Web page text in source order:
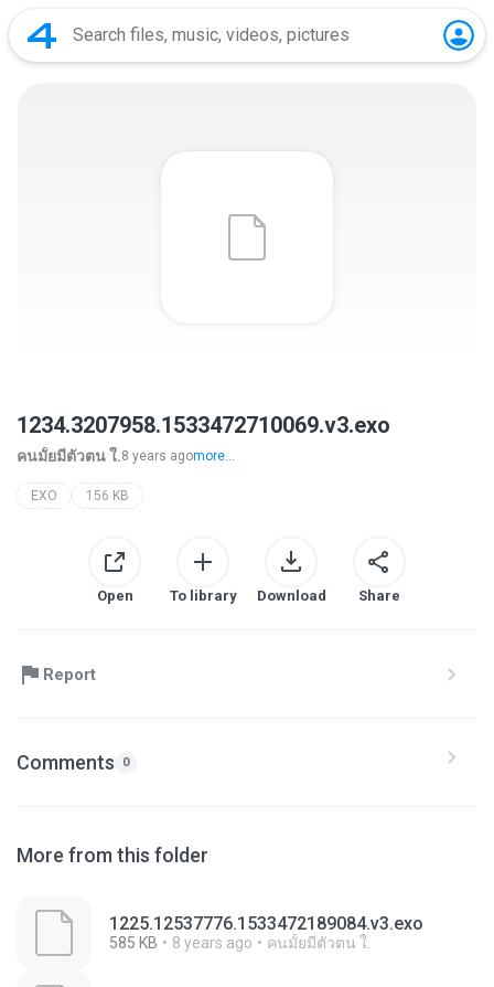
1234.3207958.1533472710069.v3.exo
คนมั้ยมีตัวตน ใ.8 years agomore...
EXO 156 KB
Open To library Download Share
Report
Comments 0
More from this folder
1225.12537776.1533472189084.v3.exo
585 KB 8 years ago คนมั้ยมีตัวตน ใ.